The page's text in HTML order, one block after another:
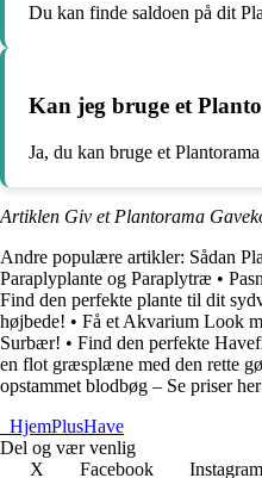
Du kan finde saldoen på dit
Kan jeg bruge et
Ja, du kan bruge et
Artiklen Giv et Plantorama
Andre populære artikler: Sådan
Paraplyplante og Paraplytræ •
Find den perfekte plante til dit
højbede! • Få et Akvarium Look
Surbær! • Find den perfekte
en flot græsplæne med den rette
opstammet blodbøg – Se priser
HjemPlusHave
Del og vær venlig
X
Facebook Instagram